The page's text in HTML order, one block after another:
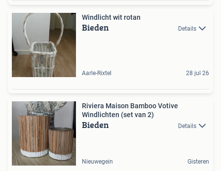
Windlicht wit rotan
Bieden Details
Aarle-Rixtel 28 jul 26
Riviera Maison Bamboo Votive
Windlichten (set van 2)
Bieden Details
Nieuwegein Gisteren